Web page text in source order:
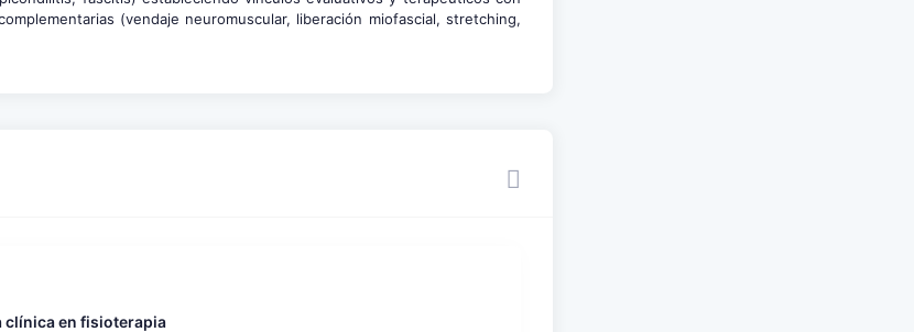
(vendaje neuromuscular, liberación miofascial, stretching,
clínica en fisioterapia